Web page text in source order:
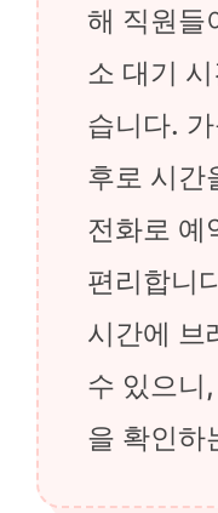
해 직원들
소 대기
습니다.
후로 시간
전화로 예
편리합니
시간에 브
수 있으니
을 확인하